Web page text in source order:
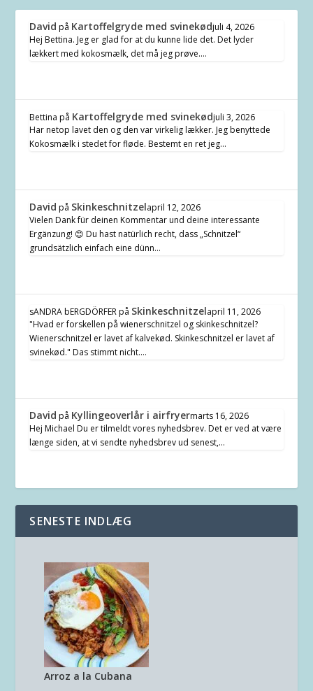
David på Kartoffelgryde med svinekødjuli 4, 2026
Hej Bettina. Jeg er glad for at du kunne lide det. Det lyder
lækkert med kokosmælk, det må jeg prøve.…
Bettina på Kartoffelgryde med svinekødjuli 3, 2026
Har netop lavet den og den var virkelig lækker. Jeg benyttede
Kokosmælk i stedet for fløde. Bestemt en ret jeg…
David på Skinkeschnitzelapril 12, 2026
Vielen Dank für deinen Kommentar und deine interessante
Ergänzung! 😊 Du hast natürlich recht, dass „Schnitzel“
grundsätzlich einfach eine dünn…
sANDRA bERGDÖRFERpå Skinkeschnitzelapril 11, 2026
"Hvad er forskellen på wienerschnitzel og skinkeschnitzel?
Wienerschnitzel er lavet af kalvekød. Skinkeschnitzel er lavet af
svinekød." Das stimmt nicht.…
David på Kyllingeoverlår i airfryermarts 16, 2026
Hej Michael Du er tilmeldt vores nyhedsbrev. Det er ved at være
længe siden, at vi sendte nyhedsbrev ud senest,…
SENESTE INDLÆG
Arroz a la Cubana